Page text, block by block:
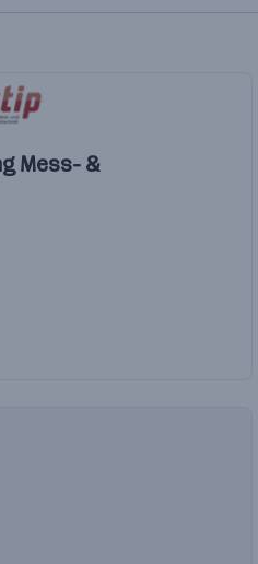
Mess- &